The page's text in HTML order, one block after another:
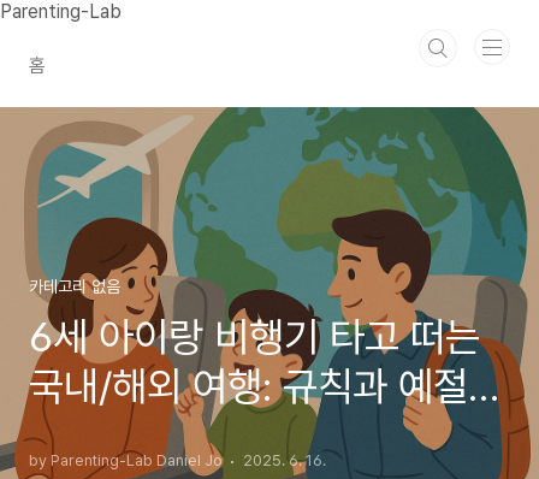
본문 바로가기
Parenting-Lab
홈
카테고리 없음
6세 아이랑 비행기 타고 떠는
국내/해외 여행: 규칙과 예절을
익히는 사회 경험의 무대
by Parenting-Lab Daniel Jo 2025. 6. 16.